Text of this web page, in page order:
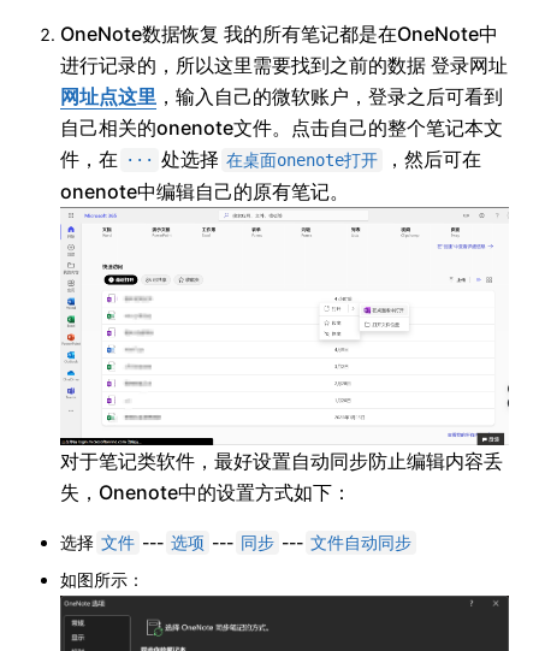
OneNote数据恢复 我的所有笔记都是在OneNote中
进行记录的，所以这里需要找到之前的数据 登录网址
网址点这里 ，输入自己的微软账户，登录之后可看到
自己相关的onenote文件。点击自己的整个笔记本文
件，在
··· 处选择 在桌面onenote打开
，然后可在
onenote中编辑自己的原有笔记。
对于笔记类软件，最好设置自动同步防止编辑内容丢
失，Onenote中的设置方式如下：
选择 文件 --- 选项 --- 同步 --- 文件自动同步
如图所示：